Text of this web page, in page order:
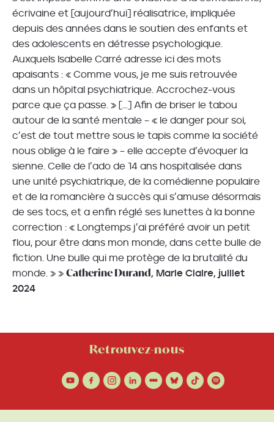
écrivaine et [aujourd’hui] réalisatrice, impliquée
depuis des années dans le soutien des enfants et
des adolescents en détresse psychologique.
Auxquels Isabelle Carré adresse ici des mots
apaisants : « Comme vous, je me suis retrouvée
dans un hôpital psychiatrique. Accrochez-vous
parce que ça passe. » […] Afin de briser le tabou
autour de la santé mentale – « le danger pour soi,
c’est de tout mettre sous le tapis comme la société
nous oblige à le faire » – elle accepte d’évoquer la
sienne. Celle de l’ado de 14 ans hospitalisée dans
une unité psychiatrique, de la comédienne populaire
et de la romancière à succès qui s’amuse désormais
de ses tocs, et a enfin réglé ses lunettes à la bonne
correction : « Longtemps j’ai préféré avoir un petit
flou, pour être dans mon monde, dans cette bulle de
fiction. Une bulle qui me protège de la brutalité du
monde. » » Catherine Durand, Marie Claire, juillet
2024
Retrouvez-nous